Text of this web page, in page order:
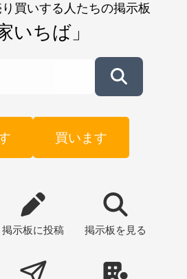
買いする人たちの掲示板
いちば」
買います
掲示板に投稿 掲示板 を見る